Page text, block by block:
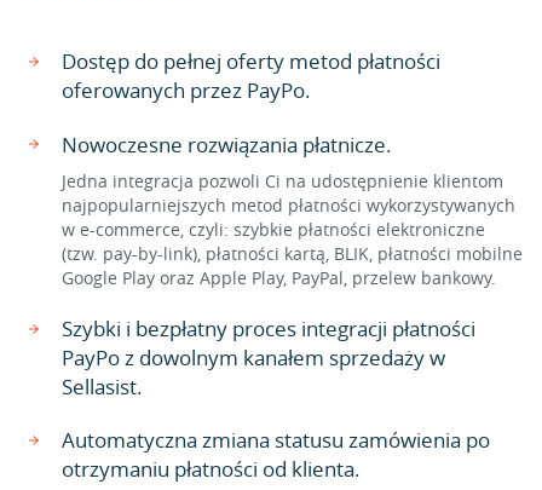
Dostęp do pełnej oferty metod płatności
oferowanych przez PayPo.
Nowoczesne rozwiązania płatnicze.
Jedna integracja pozwoli Ci na udostępnienie klientom
najpopularniejszych metod płatności wykorzystywanych
w e-commerce, czyli: szybkie płatności elektroniczne
(tzw. pay-by-link), płatności kartą, BLIK, płatności mobilne
Google Play oraz Apple Play, PayPal, przelew bankowy.
Szybki i bezpłatny proces integracji płatności
PayPo z dowolnym kanałem sprzedaży w
Sellasist.
Automatyczna zmiana statusu zamówienia po
otrzymaniu płatności od klienta.